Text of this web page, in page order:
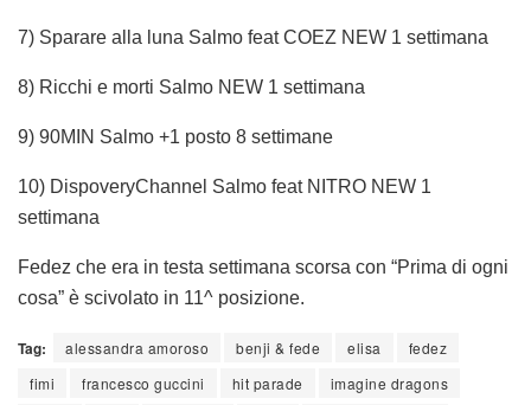
7) Sparare alla luna Salmo feat COEZ NEW 1 settimana
8) Ricchi e morti Salmo NEW 1 settimana
9) 90MIN Salmo +1 posto 8 settimane
10) DispoveryChannel Salmo feat NITRO NEW 1
settimana
Fedez che era in testa settimana scorsa con “Prima di ogni
cosa” è scivolato in 11^ posizione.
Tag: alessandra amoroso benji & fede elisa
fedez
fimi
francesco guccini hit parade
imagine dragons